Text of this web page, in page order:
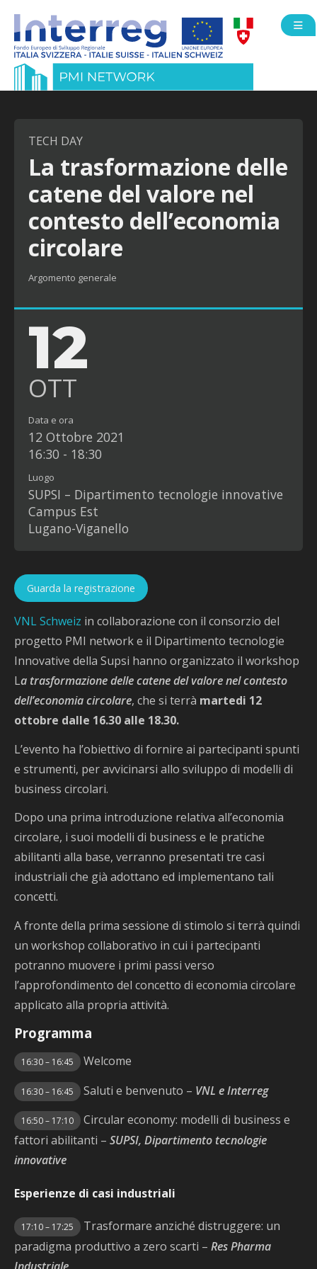
12
OTT
Data e ora
12 Ottobre 2021
16:30 - 18:30
Luogo
SUPSI – Dipartimento tecnologie innovative
Campus Est
Lugano-Viganello
TECH DAY
La trasformazione delle
catene del valore nel
contesto dell’economia
circolare
Argomento generale
Guarda la registrazione
VNL Schweiz in collaborazione con il consorzio del
progetto PMI network e il Dipartimento tecnologie
Innovative della Supsi hanno organizzato il workshop
La trasformazione delle catene del valore nel contesto
dell’economia circolare, che si terrà martedi 12
ottobre dalle 16.30 alle 18.30.
L’evento ha l’obiettivo di fornire ai partecipanti spunti
e strumenti, per avvicinarsi allo sviluppo di modelli di
business circolari.
Dopo una prima introduzione relativa all’economia
circolare, i suoi modelli di business e le pratiche
abilitanti alla base, verranno presentati tre casi
industriali che già adottano ed implementano tali
concetti.
A fronte della prima sessione di stimolo si terrà quindi
un workshop collaborativo in cui i partecipanti
potranno muovere i primi passi verso
l’approfondimento del concetto di economia circolare
applicato alla propria attività.
Programma
16:30 – 16:45 Welcome
16:30 – 16:45 Saluti e benvenuto – VNL e Interreg
16:50 – 17:10
Circular economy: modelli di business e
fattori abilitanti – SUPSI, Dipartimento tecnologie
innovative
Esperienze di casi industriali
17:10 – 17:25
Trasformare anziché distruggere: un
paradigma produttivo a zero scarti – Res Pharma